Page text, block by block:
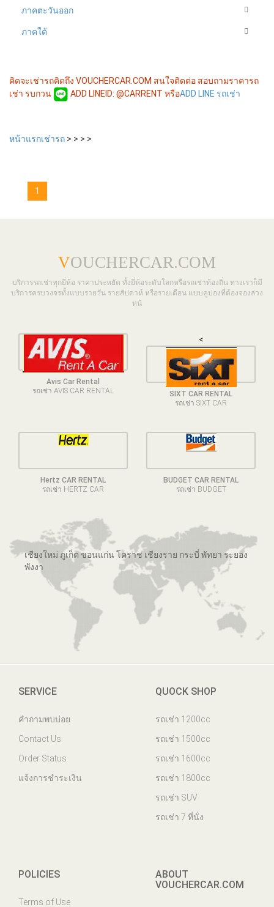
ภาคตะวันออก
ภาคใต้
คิดจะเช่ารถคิดถึง VOUCHERCAR.COM สนใจติดต่อ สอบถามราคารถ
เช่า รบกวน
ADD LINEID: @CARRENT หรือADD LINE รถเช่า
หน้าแรกเช่ารถ > > > >
1
VOUCHERCAR.COM
บริการรถเช่าทุกยี่ห้อ ราคาประหยัด ทั้งยี่ห้อระดับโลกหรือรถเช่าท้องถิ่น ทางเราก็มี
บริการครบวงจรทั้งแบบรายวัน รายสัปดาห์ หรือรายเดือน แบบคูปองที่ต้องจองล่วง
หน้
Avis Car Rental
รถเช่า AVIS CAR RENTAL
<
SIXT CAR RENTAL
รถเช่า SIXT CAR
Hertz CAR RENTAL
รถเช่า HERTZ CAR
BUDGET CAR RENTAL
รถเช่า BUDGET
เชียงใหม่ ภูเก็ต ขอนแก่น โคราช เชียงราย กระบี่ พัทยา ระยอง
พังงา
SERVICE
คำถามพบบ่อย
Contact Us
Order Status
แจ้งการชำระเงิน
QUOCK SHOP
รถเช่า 1200cc
รถเช่า 1500cc
รถเช่า 1600cc
รถเช่า 1800cc
รถเช่า SUV
รถเช่า 7 ที่นั่ง
POLICIES
Terms of Use
ABOUT
VOUCHERCAR.COM